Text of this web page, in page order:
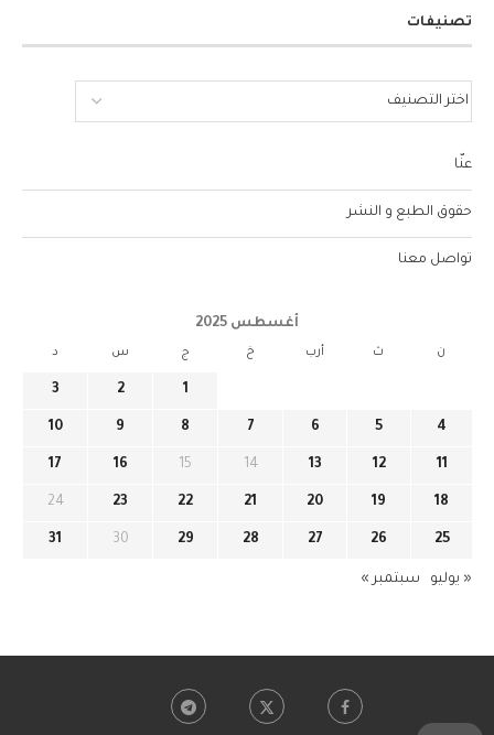
تصنيفات
عنّا
حقوق الطبع و النشر
تواصل معنا
أغسطس 2025
ن ث أرب خ ج س د
1
2
3
4
5
6
7
8
9
10
11
12
13
14
15
16
17
18
19
20
21
22
23
24
25
26
27
28
29
30
31
« يوليو سبتمبر »